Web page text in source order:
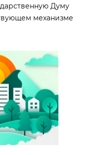
Думу
механизме